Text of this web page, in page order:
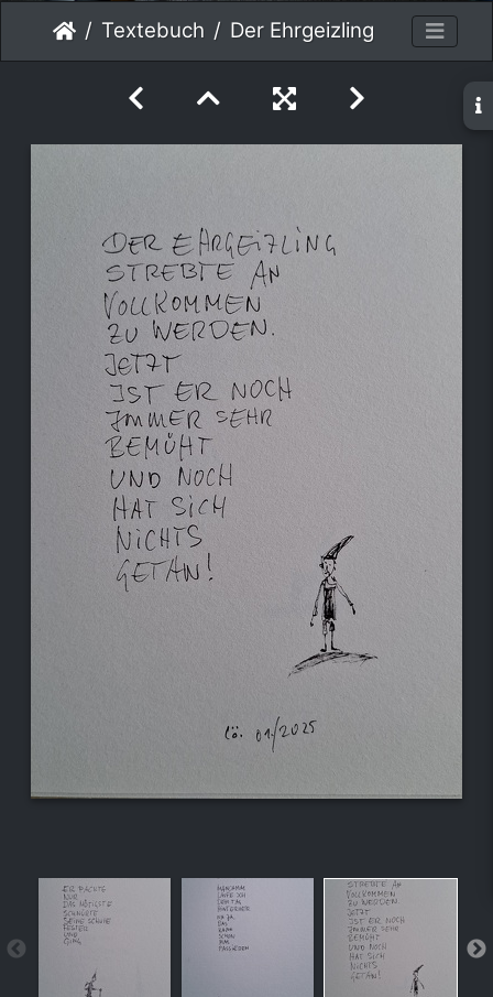
Textebuch Der Ehrgeizling